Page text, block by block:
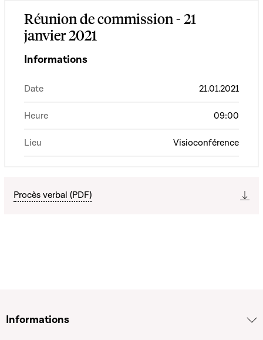
Réunion de commission - 21
janvier 2021
Informations
Date 21.01.2021
Heure 09:00
Lieu Visioconférence
Procès verbal (PDF)
Informations